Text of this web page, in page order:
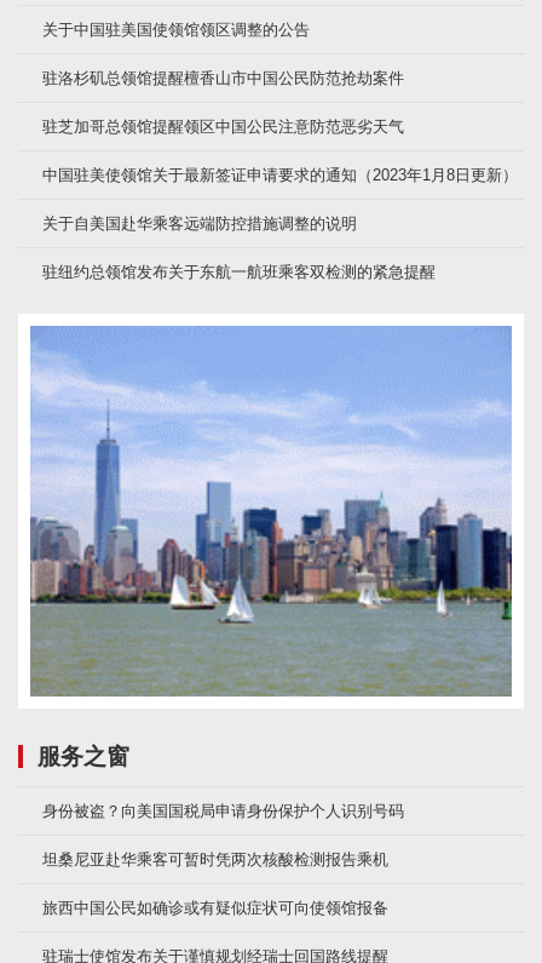
关于中国驻美国使领馆领区调整的公告
驻洛杉矶总领馆提醒檀香山市中国公民防范抢劫案件
驻芝加哥总领馆提醒领区中国公民注意防范恶劣天气
中国驻美使领馆关于最新签证申请要求的通知（2023年1月8日更新）
关于自美国赴华乘客远端防控措施调整的说明
驻纽约总领馆发布关于东航一航班乘客双检测的紧急提醒
服务之窗
身份被盗？向美国国税局申请身份保护个人识别号码
坦桑尼亚赴华乘客可暂时凭两次核酸检测报告乘机
旅西中国公民如确诊或有疑似症状可向使领馆报备
驻瑞士使馆发布关于谨慎规划经瑞士回国路线提醒